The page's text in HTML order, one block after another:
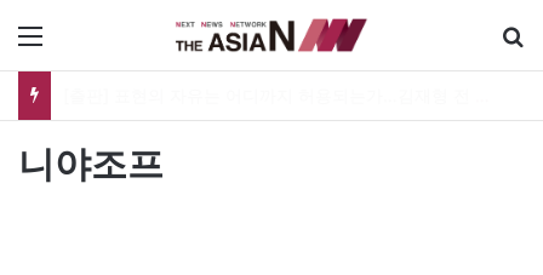
니야조프